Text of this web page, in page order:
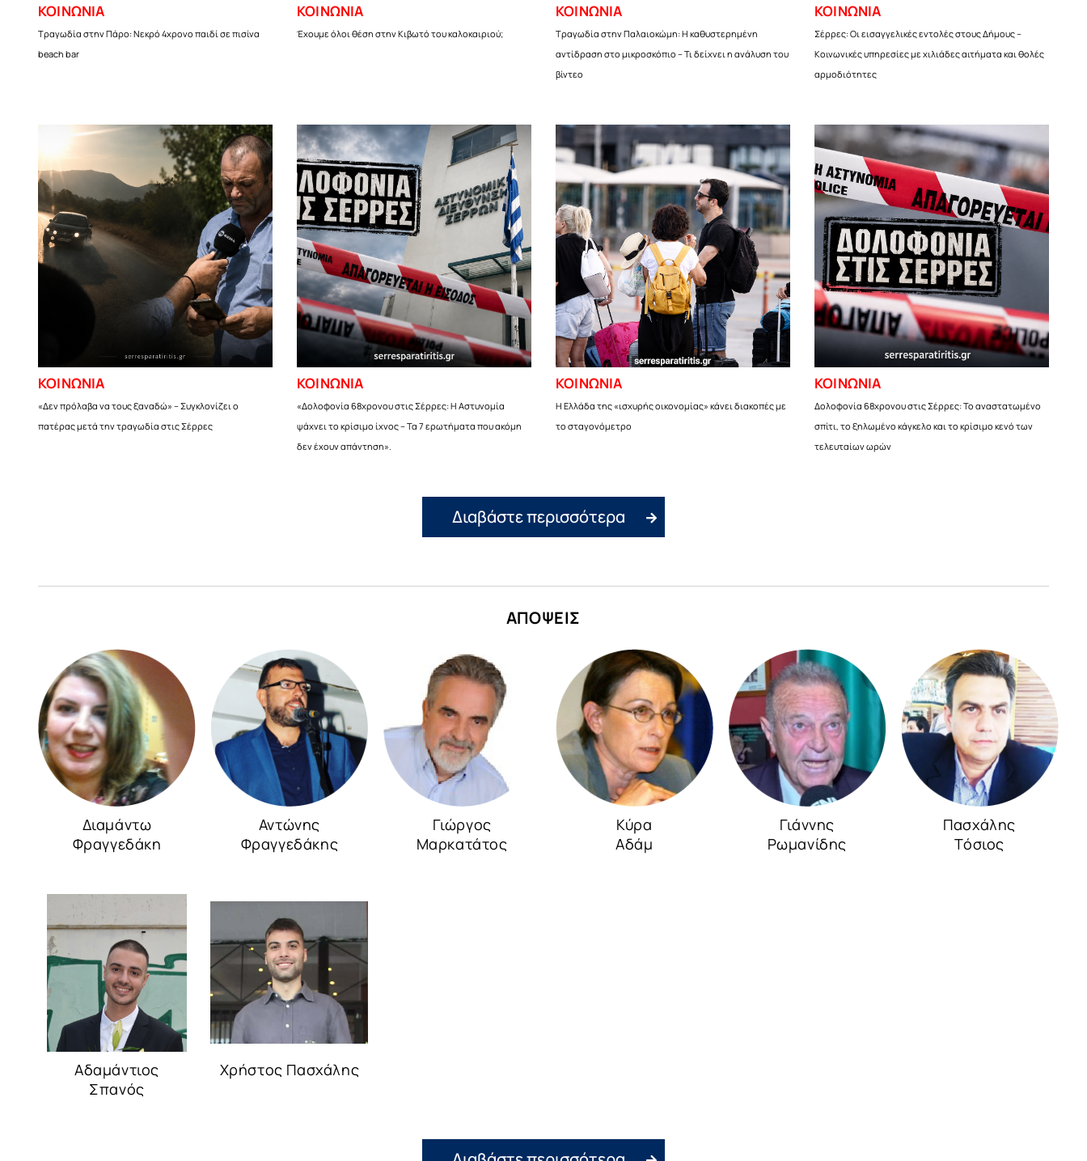
ΚΟΙΝΩΝΙΑ
Τραγωδία στην Πάρο: Νεκρό 4χρονο παιδί σε πισίνα
beach bar
ΚΟΙΝΩΝΙΑ
Έχουμε όλοι θέση στην Κιβωτό του καλοκαιριού;
ΚΟΙΝΩΝΙΑ
Τραγωδία στην Παλαιοκώμη: Η καθυστερημένη
αντίδραση στο μικροσκόπιο – Τι δείχνει η ανάλυση του
βίντεο
ΚΟΙΝΩΝΙΑ
Σέρρες: Οι εισαγγελικές εντολές στους Δήμους –
Κοινωνικές υπηρεσίες με χιλιάδες αιτήματα και θολές
αρμοδιότητες
ΚΟΙΝΩΝΙΑ
«Δεν πρόλαβα να τους ξαναδώ» – Συγκλονίζει ο
πατέρας μετά την τραγωδία στις Σέρρες
ΚΟΙΝΩΝΙΑ
«Δολοφονία 68χρονου στις Σέρρες: Η Αστυνομία
ψάχνει το κρίσιμο ίχνος – Τα 7 ερωτήματα που ακόμη
δεν έχουν απάντηση».
ΚΟΙΝΩΝΙΑ
Η Ελλάδα της «ισχυρής οικονομίας» κάνει διακοπές με
το σταγονόμετρο
ΚΟΙΝΩΝΙΑ
Δολοφονία 68χρονου στις Σέρρες: Το αναστατωμένο
σπίτι, το ξηλωμένο κάγκελο και το κρίσιμο κενό των
τελευταίων ωρών
Διαβάστε περισσότερα
ΑΠΟΨΕΙΣ
Διαμάντω
Φραγγεδάκη
Αντώνης
Φραγγεδάκης
Γιώργος
Μαρκατάτος
Κύρα
Αδάμ
Γιάννης
Ρωμανίδης
Πασχάλης
Τόσιος
Αδαμάντιος
Σπανός
Χρήστος Πασχάλης